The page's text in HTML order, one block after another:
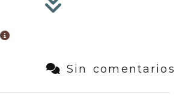
Sin comentarios